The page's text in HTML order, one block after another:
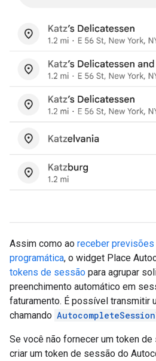
Assim como ao receber
programática, o widget Place
tokens de sessão para agrupar
preenchimento automático em
faturamento. É possível transmitir
chamando
Se você não fornecer um token
criar um token de sessão do